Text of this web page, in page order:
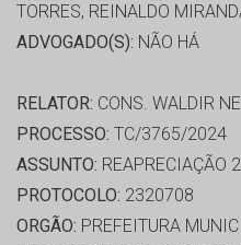
TORRES, REINALDO
ADVOGADO(S): NÃO HÁ
RELATOR: CONS. WALDIR
PROCESSO: TC/3765/2024
ASSUNTO: REAPRECIAÇÃO
PROTOCOLO: 2320708
ORGÃO: PREFEITURA